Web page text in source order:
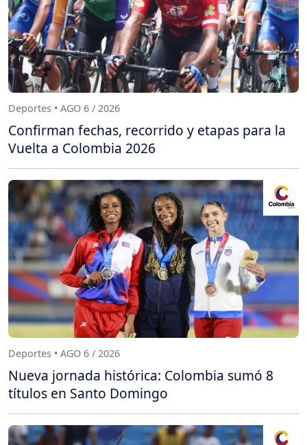
Deportes • AGO 6 / 2026
Confirman fechas, recorrido y etapas para la
Vuelta a Colombia 2026
Deportes • AGO 6 / 2026
Nueva jornada histórica: Colombia sumó 8
títulos en Santo Domingo